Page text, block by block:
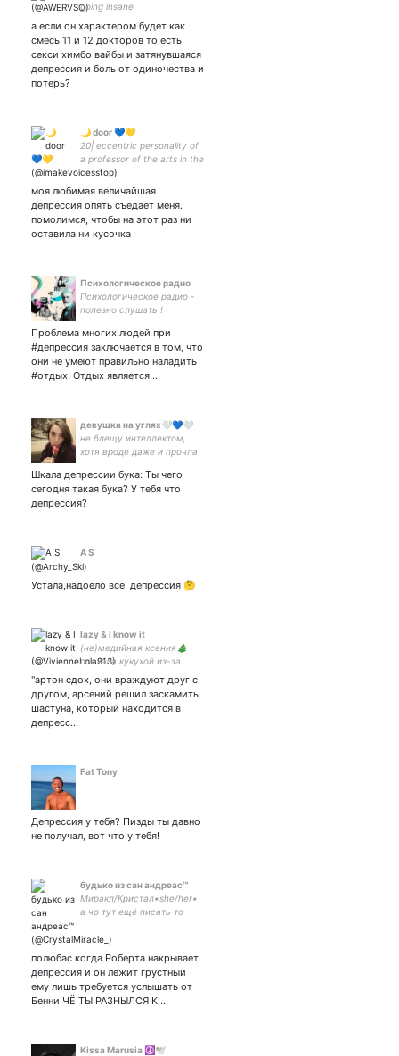
going insane
а если он характером будет как
смесь 11 и 12 докторов то есть
секси химбо вайбы и затянувшаяся
депрессия и боль от одиночества и
потерь?
🌙 door 💙💛
20| eccentric personality of
a professor of the arts in the
1920s who does a lot of
cocaine📝 what's next
моя любимая величайшая
депрессия опять съедает меня.
помолимся, чтобы на этот раз ни
оставила ни кусочка
Психологическое радио
Психологическое радио -
полезно слушать !
Проблема многих людей при
#депрессия заключается в том, что
они не умеют правильно наладить
#отдых. Отдых является…
девушка на углях🤍💙🤍
не блещу интеллектом,
хотя вроде даже и прочла
затасканных иностранцев
Шкала депрессии бука: Ты чего
сегодня такая бука? У тебя что
депрессия?
A S
Устала,надоело всё, депрессия 🤔
lazy & I know it
(не)медийная ксения🎄
поехала кукухой из-за
мемы и шутки 🎄
#тимкартон 🎄 07.05.22🎄
14.05.22🎄24.06.22🎄
"артон сдох, они враждуют друг с
другом, арсений решил заскамить
шастуна, который находится в
депресс…
Fat Tony
Депрессия у тебя? Пизды ты давно
не получал, вот что у тебя!
будько из сан андреас™
Миракл/Кристал▪️she/her▪️
а чо тут ещё писать то
полюбас когда Роберта накрывает
депрессия и он лежит грустный
ему лишь требуется услышать от
Бенни ЧЁ ТЫ РАЗНЫЛСЯ К…
Kissa Marusia ☮️🕊️